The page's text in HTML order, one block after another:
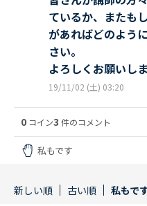
ているか、またも
があればどのよう
さい。
よろしくお願いしま
19/11/02 (土) 03:20
0 コイン3 件のコメント
私もです
新しい順 古い順 私もで